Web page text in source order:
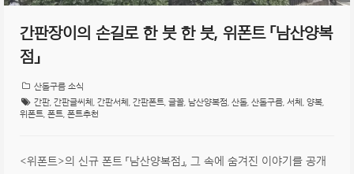
간판장이의 손길로 한 붓 한 붓, 위폰트 「남산양복
점」
산돌구름 소식
간판 간판글씨체 간판서체 간판폰트 글꼴 남산양복점 산돌 산돌구름 서체 양복
위폰트 폰트 폰트추천
<위폰트>의 신규 폰트 「남산양복점」, 그 속에 숨겨진 이야기를 공개